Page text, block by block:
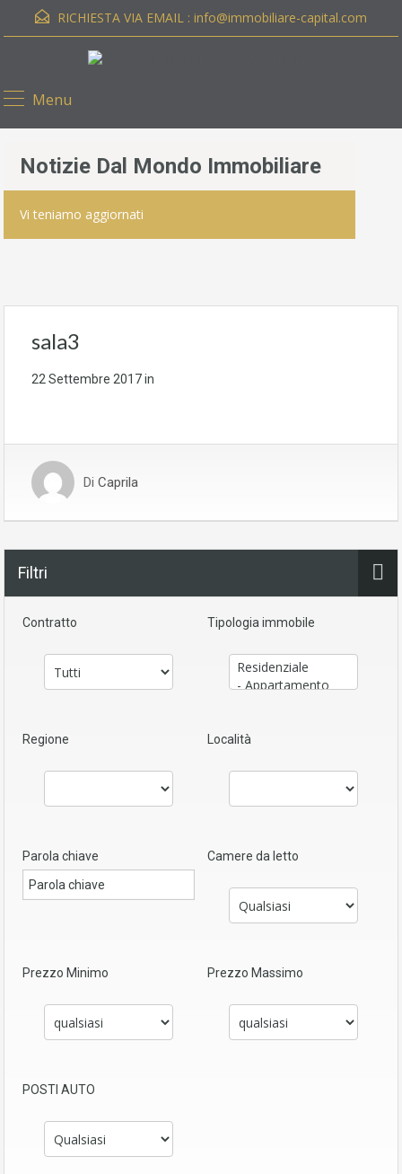
RICHIESTA VIA EMAIL : info@immobiliare-capital.com
Menu
Notizie Dal Mondo Immobiliare
Vi teniamo aggiornati
sala3
22 Settembre 2017in
Di Caprila
Filtri
Contratto Tipologia immobile
Regione Località
Parola chiave Camere da letto
Prezzo Minimo Prezzo Massimo
POSTI AUTO